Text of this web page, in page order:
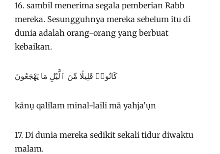
16. sambil menerima segala pemberian Rabb
mereka. Sesungguhnya mereka sebelum itu di
dunia adalah orang-orang yang berbuat
kebaikan.
كَانُوا۟ قَلِيلًا مِّنَ ٱلَّيْلِ مَا يَهْجَعُونَ
kānụ qalīlam minal-laili mā yahja’ụn
17. Di dunia mereka sedikit sekali tidur diwaktu
malam.